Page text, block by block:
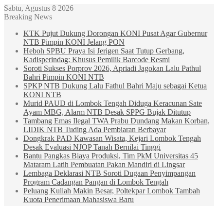
Sabtu, Agustus 8 2026
Breaking News
KTK Pujut Dukung Dorongan KONI Pusat Agar Gubernur
NTB Pimpin KONI Jelang PON
Heboh SPBU Praya Isi Jerigen Saat Tutup Gerbang,
Kadisperindag: Khusus Pemilik Barcode Resmi
Soroti Sukses Porprov 2026, Apriadi Jagokan Lalu Pathul
Bahri Pimpin KONI NTB
SPKP NTB Dukung Lalu Fathul Bahri Maju sebagai Ketua
KONI NTB
Murid PAUD di Lombok Tengah Diduga Keracunan Sate
Ayam MBG, Alarm NTB Desak SPPG Bujak Ditutup
Tambang Emas Ilegal TWA Prabu Dundang Makan Korban,
LIDIK NTB Tuding Ada Pembiaran Berbayar
Dongkrak PAD Kawasan Wisata, Kejari Lombok Tengah
Desak Evaluasi NJOP Tanah Bernilai Tinggi
Bantu Pangkas Biaya Produksi, Tim PkM Universitas 45
Mataram Latih Pembuatan Pakan Mandiri di Lingsar
Lembaga Deklarasi NTB Soroti Dugaan Penyimpangan
Program Cadangan Pangan di Lombok Tengah
Peluang Kuliah Makin Besar, Poltekpar Lombok Tambah
Kuota Penerimaan Mahasiswa Baru